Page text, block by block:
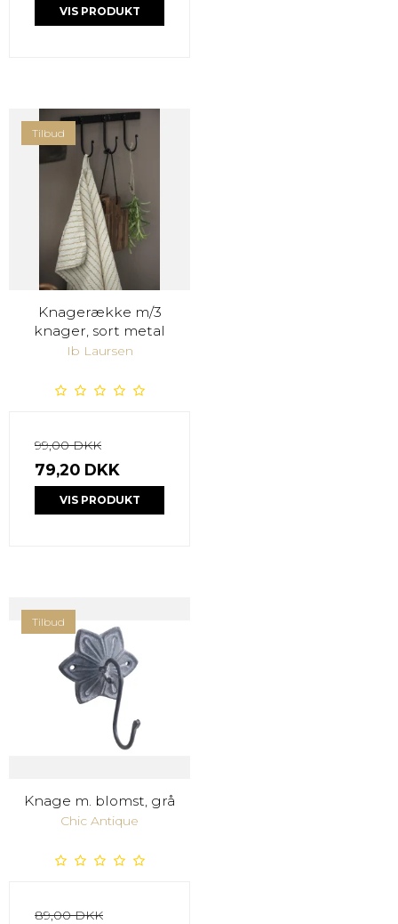
VIS PRODUKT
Tilbud
Knagerække m/3
knager, sort metal
Ib Laursen
99,00 DKK
79,20 DKK
VIS PRODUKT
Tilbud
Knage m. blomst, grå
Chic Antique
89,00 DKK